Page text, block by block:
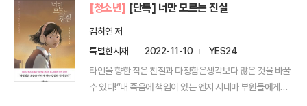
[청소년] [단독] 너만 모르는 진실
김하연 저
특별한서재
2022-11-10
YES24
타인을 향한 작은 친절과 다정함은생각보다 많은 것을 바꿀
수 있다!“내 죽음에 책임이 있는 엔지 시네마 부원들에게